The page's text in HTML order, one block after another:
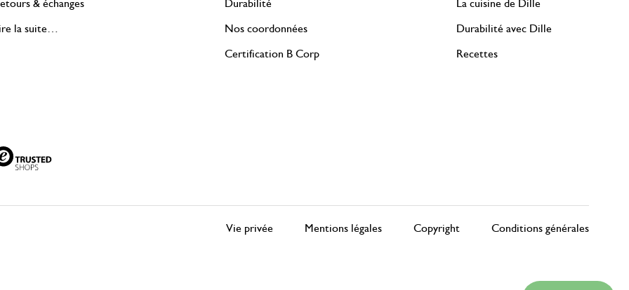
& échanges
la suite…
Durabilité
Nos coordonnées
Certification B Corp
La cuisine de Dille
Durabilité avec Dille
Recettes
Vie privée Mentions légales Copyright Conditions générales